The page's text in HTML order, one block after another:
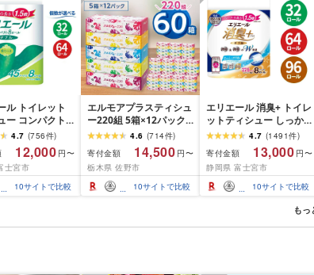
ル トイレット
ー コンパクト
べるロール
64 ロール] 1.5倍
イレットペー
ル パルプ100%
日用品 消耗品
さと納税 ふる
4.7 (756件)
12,000 円〜
士宮市
10サイトで比較
エルモアプラスティシュ
ー220組 5箱×12パック
(60箱)[離島・沖縄県不
可]_ ティッシュ ティッ
シュペーパー 日用品 消
耗品 まとめ買い 常備品
生活用品 ボックスティ
ッシュ [配送不可地域:離
4.6 (714件)
寄付金額
14,500 円〜
栃木県 佐野市
10サイトで比較
エリエール 消臭+ トイレ
ットティシュー しっか
り香るフレッシュクリア
の香り コンパクトダブ
ル [選べるロール数:32・
64・96 ロール] 1.5倍巻
37.5m トイレットペー
パー ダブル パルプ100%
日用品 消耗品 備蓄 送料
4.7 (1491件)
寄付金額
13,000 円〜
静岡県 富士宮市
10サイトで比較
もっ